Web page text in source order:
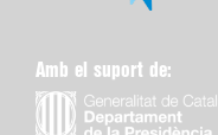
Amb el suport de: